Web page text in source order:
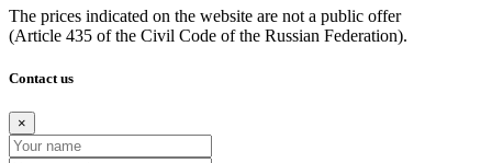
The prices indicated on the website are not a public offer
(Article 435 of the Civil Code of the Russian Federation).
Contact us
×